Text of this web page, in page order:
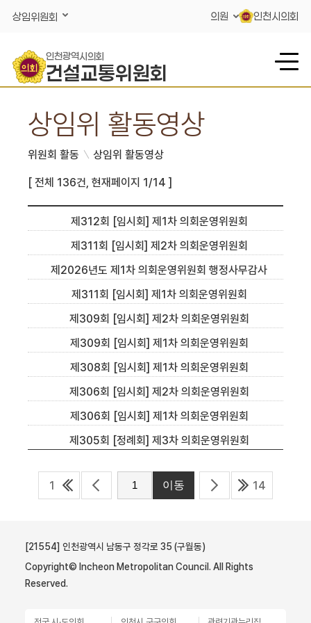
상임위원회 의원 인천시의회
인천광역시의회
건설교통위원회
상임위 활동영상
위원회 활동 상임위 활동영상
[ 전체 136건, 현재페이지 1/14 ]
제312회 [임시회] 제1차 의회운영위원회
제311회 [임시회] 제2차 의회운영위원회
제2026년도 제1차 의회운영위원회 행정사무감사
제311회 [임시회] 제1차 의회운영위원회
제309회 [임시회] 제2차 의회운영위원회
제309회 [임시회] 제1차 의회운영위원회
제308회 [임시회] 제1차 의회운영위원회
제306회 [임시회] 제2차 의회운영위원회
제306회 [임시회] 제1차 의회운영위원회
제305회 [정례회] 제3차 의회운영위원회
1 14
[21554] 인천광역시 남동구 정각로 35 (구월동)
Copyright© Incheon Metropolitan Council. All Rights
Reserved.